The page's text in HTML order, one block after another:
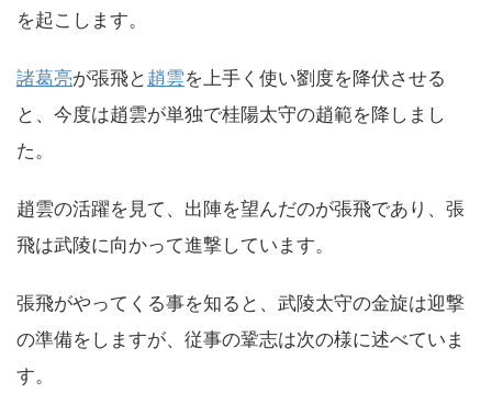
を起こします。
諸葛亮が張飛と 趙雲を上手く使い劉度を降伏させる
と、今度は趙雲が単独で桂陽太守の趙範を降しまし
た。
趙雲の活躍を見て、出陣を望んだのが張飛であり、張
飛は武陵に向かって進撃しています。
張飛がやってくる事を知ると、武陵太守の金旋は迎撃
の準備をしますが、従事の鞏志は次の様に述べていま
す。